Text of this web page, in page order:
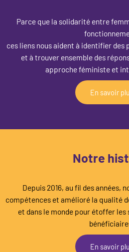
Parce que la solidarité entre
ces liens nous aident à identifier
et à trouver ensemble des
approche féministe et
En savoir
Notre
Depuis 2016, au fil des années,
compétences et amélioré la qualité
et dans le monde pour étoffer les
En savoir